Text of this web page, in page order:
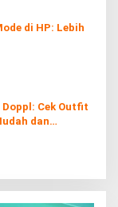
di HP: Lebih
Cek Outfit
dan